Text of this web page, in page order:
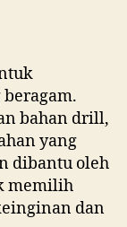
bahan drill,
yang
dibantu oleh
memilih
dan